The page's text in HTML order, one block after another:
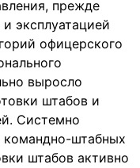
прежде
эксплуатацией
офицерского
выросло
штабов и
Системно
командно-штабных
штабов активно